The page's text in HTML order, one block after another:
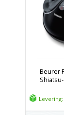
Beurer
Levering: